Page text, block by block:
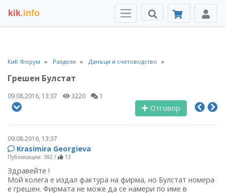
kik.info
КиК Форум Раздели Данъци и счетоводство
Грешен Булстат
09.08.2016, 13:37 3220 1
Отговор
09.08.2016, 13:37
Krasimira Georgieva
Публикации: 592 / 13
Здравейте !
Мой колега е издал фактура на фирма, но Булстат номера
е грешен. Фирмата не може да се намери по име в